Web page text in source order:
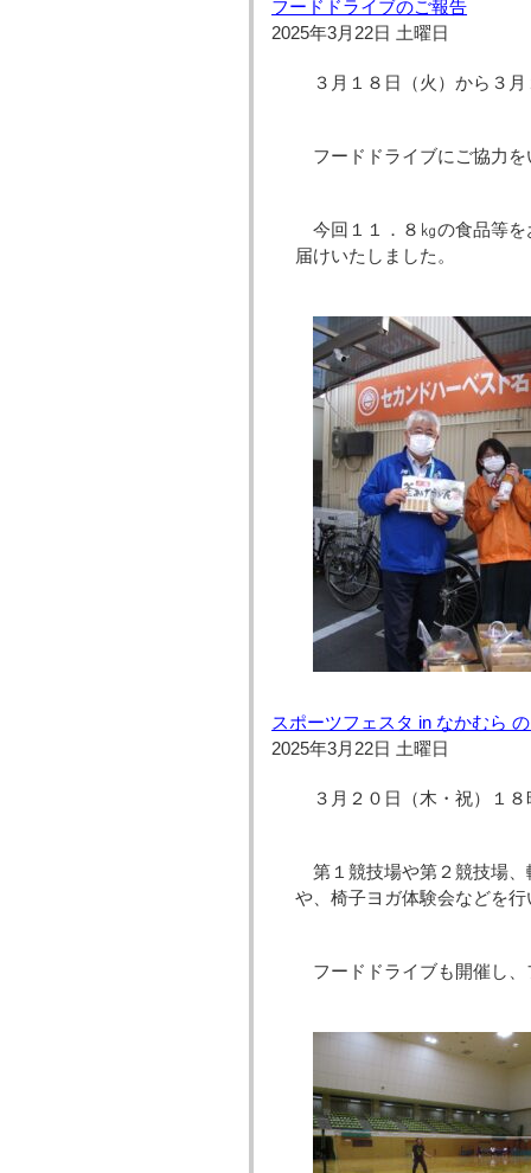
フードドライブのご報告
2025年3月22日 土曜日
３月１８日（火）から３
フードドライブにご協力
今回１１．８㎏の食品等
届けいたしました。
スポーツフェスタ in なかむら
2025年3月22日 土曜日
３月２０日（木・祝）１
第１競技場や第２競技場
や、椅子ヨガ体験会などを
フードドライブも開催し